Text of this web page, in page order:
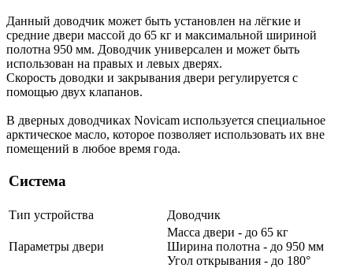
Данный доводчик может быть установлен на лёгкие и
средние двери массой до 65 кг и максимальной шириной
полотна 950 мм. Доводчик универсален и может быть
использован на правых и левых дверях.
Скорость доводки и закрывания двери регулируется с
помощью двух клапанов.
В дверных доводчиках Novicam используется специальное
арктическое масло, которое позволяет использовать их вне
помещений в любое время года.
Система
Тип устройства Доводчик
Параметры двери
Масса двери - до 65 кг
Ширина полотна - до 950 мм
Угол открывания - до 180°